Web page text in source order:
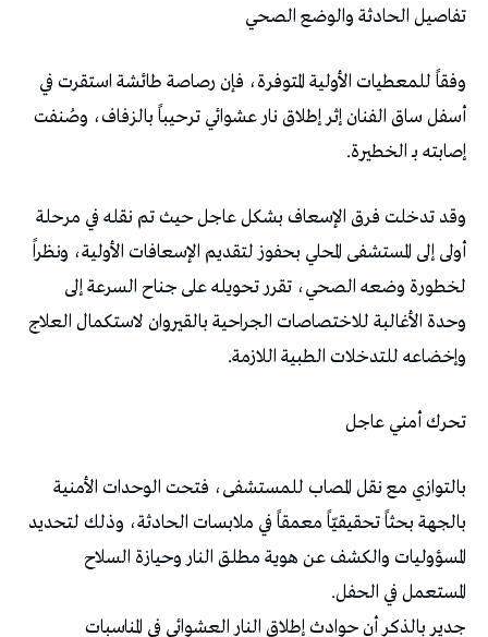
تفاصيل الحادثة والوضع الصحي
وفقاً للمعطيات الأولية المتوفرة، فإن رصاصة طائشة استقرت في
أسفل ساق الفنان إثر إطلاق نار عشوائي ترحيباً بالزفاف، وصُنفت
إصابته بـ الخطيرة.
وقد تدخلت فرق الإسعاف بشكل عاجل حيث تم نقله في مرحلة
أولى إلى المستشفى المحلي بحفوز لتقديم الإسعافات الأولية، ونظراً
لخطورة وضعه الصحي، تقرر تحويله على جناح السرعة إلى
وحدة الأغالبة للاختصاصات الجراحية بالقيروان لاستكمال العلاج
وإخضاعه للتدخلات الطبية اللازمة.
تحرك أمني عاجل
بالتوازي مع نقل المصاب للمستشفى، فتحت الوحدات الأمنية
بالجهة بحثاً تحقيقيّاً معمقاً في ملابسات الحادثة، وذلك لتحديد
المسؤوليات والكشف عن هوية مطلق النار وحيازة السلاح
المستعمل في الحفل.
جدير بالذكر أن حوادث إطلاق النار العشوائي في المناسبات